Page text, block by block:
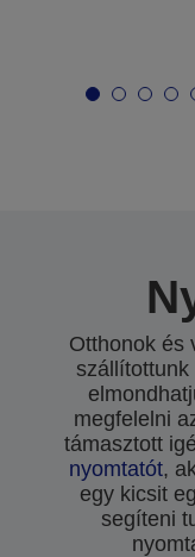
Otthonok és
megfelelni
támasztott
nyomtatót,
egy kicsit
segíteni